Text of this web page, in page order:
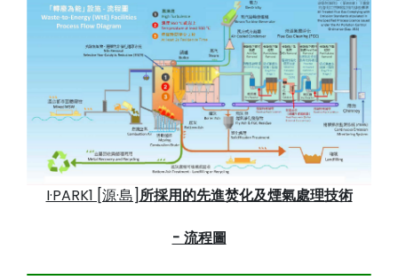
I·PARK1 [源·島]所採用的先進焚化及煙氣處理技術
- 流程圖